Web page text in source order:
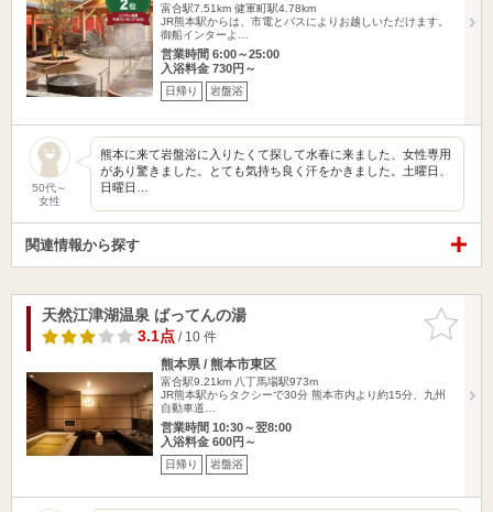
富合駅7.51km 健軍町駅4.78km
JR熊本駅からは、市電とバスによりお越しいただけます。
御船インターよ…
営業時間 6:00～25:00
入浴料金 730円～
日帰り 岩盤浴
50代～
女性
熊本に来て岩盤浴に入りたくて探して水春に来ました、女性専用
があり驚きました。とても気持ち良く汗をかきました。土曜日、
日曜日…
関連情報から探す
お気に入
りに追加
天然江津湖温泉 ばってんの湯
3.1点/ 10 件
熊本県 / 熊本市東区
富合駅9.21km 八丁馬場駅973m
JR熊本駅からタクシーで30分 熊本市内より約15分、九州
自動車道…
営業時間 10:30～翌8:00
入浴料金 600円～
日帰り 岩盤浴